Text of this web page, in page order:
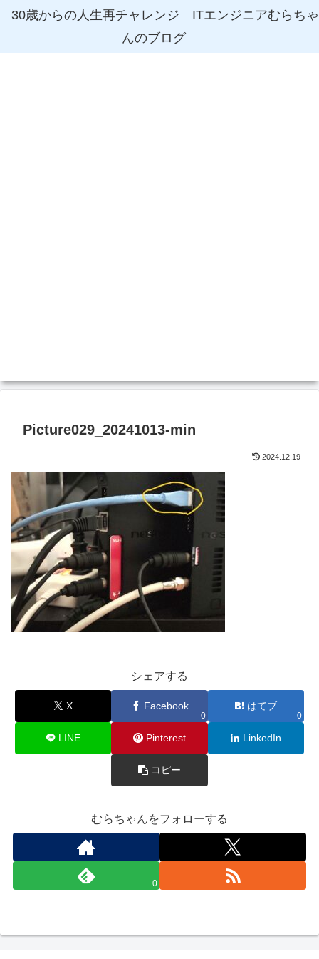
30歳からの人生再チャレンジ ITエンジニアむらちゃ
んのブログ
Picture029_20241013-min
2024.12.19
シェアする
X Facebook
0
はてブ
0
LINE Pinterest LinkedIn
コピー
むらちゃんをフォローする
0